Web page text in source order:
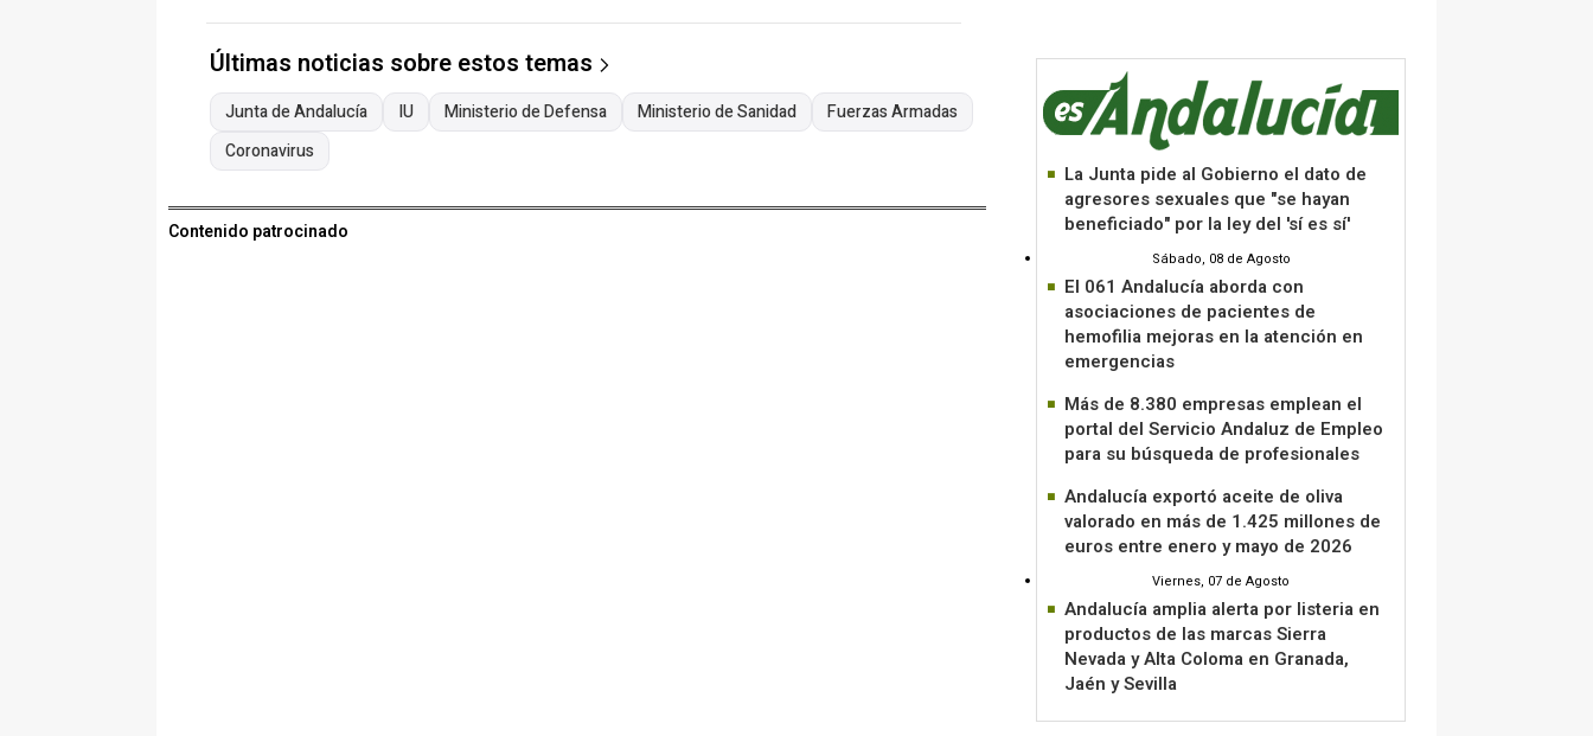
Últimas noticias sobre estos temas
Junta de Andalucía IU Ministerio de Defensa Ministerio de Sanidad
Fuerzas Armadas
Coronavirus
Contenido patrocinado
La Junta pide al Gobierno el dato de
agresores sexuales que "se hayan
beneficiado" por la ley del 'sí es sí'
Sábado, 08 de Agosto
El 061 Andalucía aborda con
asociaciones de pacientes de
hemofilia mejoras en la atención en
emergencias
Más de 8.380 empresas emplean el
portal del Servicio Andaluz de Empleo
para su búsqueda de profesionales
Andalucía exportó aceite de oliva
valorado en más de 1.425 millones de
euros entre enero y mayo de 2026
Viernes, 07 de Agosto
Andalucía amplia alerta por listeria en
productos de las marcas Sierra
Nevada y Alta Coloma en Granada,
Jaén y Sevilla